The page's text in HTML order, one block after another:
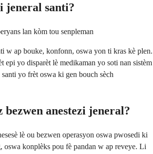
jeneral santi?
lan kòm tou senpleman
w ap bouke, konfonn, oswa yon ti kras kè plen.
epi yo disparèt lè medikaman yo soti nan sistèm
yo frèt oswa ki gen bouch sèch
anestezi jeneral?
lè ou bezwen operasyon oswa pwosedi ki
oswa konplèks pou fè pandan w ap reveye. Li